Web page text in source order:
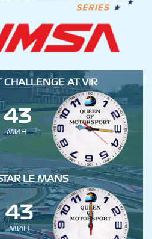
CHALLENGE AT VIR
43
МИН
LE MANS
43
МИН